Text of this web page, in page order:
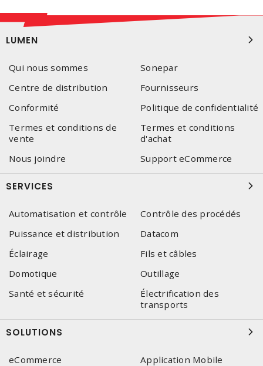
LUMEN
Qui nous sommes
Sonepar
Centre de distribution
Fournisseurs
Conformité
Politique de confidentialité
Termes et conditions de
vente
Termes et conditions
d'achat
Nous joindre
Support eCommerce
SERVICES
Automatisation et contrôle
Contrôle des procédés
Puissance et distribution
Datacom
Éclairage
Fils et câbles
Domotique
Outillage
Santé et sécurité
Électrification des
transports
SOLUTIONS
eCommerce
Application Mobile